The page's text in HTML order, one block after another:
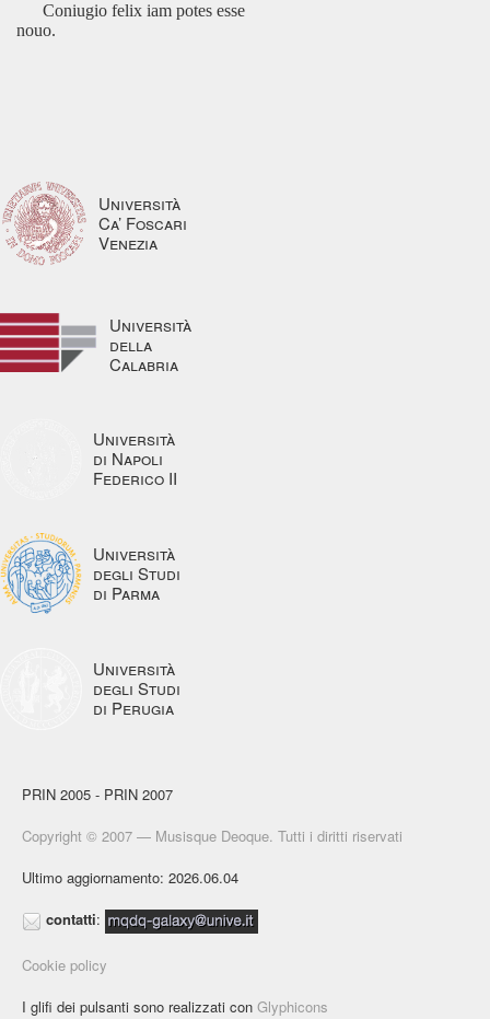
Coniugio felix iam potes esse
nouo.
Università
Ca’ Foscari
Venezia
Università
della
Calabria
Università
di Napoli
Federico II
Università
degli Studi
di Parma
Università
degli Studi
di Perugia
PRIN 2005 - PRIN 2007
Copyright © 2007 — Musisque Deoque. Tutti i diritti riservati
Ultimo aggiornamento: 2026.06.04
contatti:
Cookie policy
I glifi dei pulsanti sono realizzati con Glyphicons